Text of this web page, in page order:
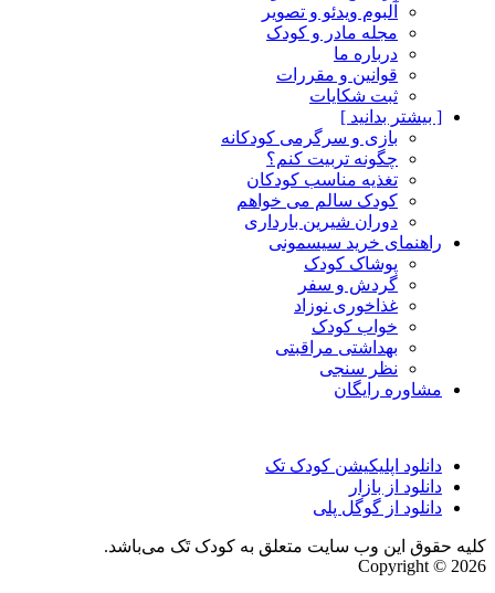
آلبوم ویدئو و تصویر
مجله مادر و کودک
درباره ما
قوانین و مقررات
ثبت شکایات
[ بیشتر بدانید ]
بازی و سرگرمی کودکانه
چگونه تربیت کنم؟
تغذیه مناسب کودکان
کودک سالم می خواهم
دوران شیرین بارداری
راهنمای خرید سیسمونی
پوشاک کودک
گردش و سفر
غذاخوری نوزاد
خواب کودک
بهداشتی مراقبتی
نظر سنجی
مشاوره رایگان
دانلود اپلیکیشن کودک تک
دانلود از بازار
دانلود از گوگل پلی
کلیه حقوق این وب سایت متعلق به کودک تَک می‌باشد.
Copyright © 2026